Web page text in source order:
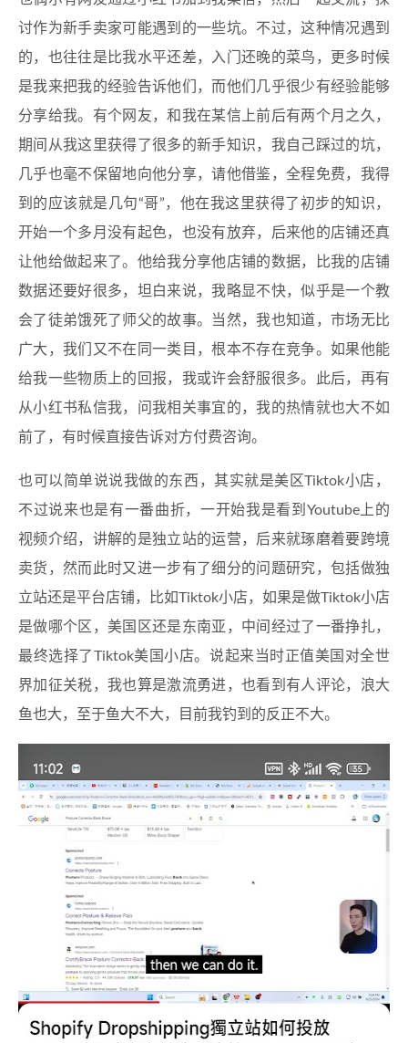
讨作为新手卖家可能遇到的一些坑。不过，这种情况遇到
的，也往往是比我水平还差，入门还晚的菜鸟，更多时候
是我来把我的经验告诉他们，而他们几乎很少有经验能够
分享给我。有个网友，和我在某信上前后有两个月之久，
期间从我这里获得了很多的新手知识，我自己踩过的坑，
几乎也毫不保留地向他分享，请他借鉴，全程免费，我得
到的应该就是几句“哥”，他在我这里获得了初步的知识，
开始一个多月没有起色，也没有放弃，后来他的店铺还真
让他给做起来了。他给我分享他店铺的数据，比我的店铺
数据还要好很多，坦白来说，我略显不快，似乎是一个教
会了徒弟饿死了师父的故事。当然，我也知道，市场无比
广大，我们又不在同一类目，根本不存在竞争。如果他能
给我一些物质上的回报，我或许会舒服很多。此后，再有
从小红书私信我，问我相关事宜的，我的热情就也大不如
前了，有时候直接告诉对方付费咨询。
也可以简单说说我做的东西，其实就是美区Tiktok小店，
不过说来也是有一番曲折，一开始我是看到Youtube上的
视频介绍，讲解的是独立站的运营，后来就琢磨着要跨境
卖货，然而此时又进一步有了细分的问题研究，包括做独
立站还是平台店铺，比如Tiktok小店，如果是做Tiktok小店
是做哪个区，美国区还是东南亚，中间经过了一番挣扎，
最终选择了Tiktok美国小店。说起来当时正值美国对全世
界加征关税，我也算是激流勇进，也看到有人评论，浪大
鱼也大，至于鱼大不大，目前我钓到的反正不大。